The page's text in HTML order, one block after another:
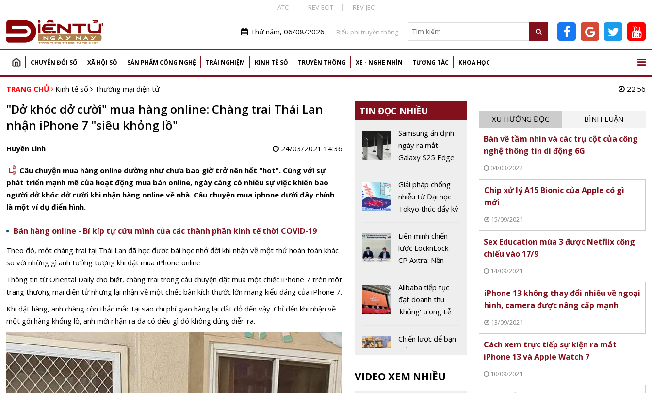
ATC REV-ECIT REV-JEC
Thứ năm, 06/08/2026 Biểu phí truyền thông
CHUYỂN ĐỔI SỐ XÃ HỘI SỐ SẢN PHẨM CÔNG NGHỆ TRẢI NGHIỆM KINH TẾ SỐ TRUYỀN THÔNG XE - NGHE NHÌN TƯƠNG TÁC KHOA HỌC
TRANG CHỦ Kinh tế số Thương mại điện tử 22:56
"Dở khóc dở cười" mua hàng online: Chàng trai Thái Lan
nhận iPhone 7 "siêu khỏng lồ"
Huyền Linh 24/03/2021 14:36
D Câu chuyện mua hàng online dường như chưa bao giờ trở nên hết "hot". Cùng với sự
phát triển mạnh mẽ của hoạt động mua bán online, ngày càng có nhiều sự việc khiến bao
người dở khóc dở cười khi nhận hàng online về nhà. Câu chuyện mua iphone dưới đây chính
là một ví dụ điển hình.
Bán hàng online - Bí kíp tự cứu mình của các thành phần kinh tế thời COVID-19
Theo đó, một chàng trai tại Thái Lan đã học được bài học nhớ đời khi nhận về một thứ hoàn toàn khác
so với những gì anh tưởng tượng khi đặt mua iPhone online
Thông tin từ Oriental Daily cho biết, chàng trai trong câu chuyện đặt mua một chiếc iPhone 7 trên một
trang thương mại điện tử nhưng lại nhận về một chiếc bàn kích thước lớn mang kiểu dáng của iPhone 7.
Khi đặt hàng, anh chàng còn thắc mắc tại sao chi phí giao hàng lại đắt đỏ đến vậy. Chỉ đến khi nhận về
một gói hàng khổng lồ, anh mới nhận ra đã có điều gì đó không đúng diễn ra.
TIN ĐỌC NHIỀU
Samsung ấn định
ngày ra mắt
Galaxy S25 Edge
Giải pháp chống
nhiễu từ Đại học
Tokyo thúc đẩy kỷ
Liên minh chiến
lược LocknLock -
CP Axtra: Nền
triển toàn cầu bền
vững
Alibaba tiếp tục
đạt doanh thu
'khủng' trong Lễ
Ngày Độc thân
11/11
Chiến lược để bạn
trở thành chuyên
online mà không
một lần vấp ngã
VIDEO XEM NHIỀU
XU HƯỚNG ĐỌC BÌNH LUẬN
Bàn về tầm nhìn và các trụ cột của công
nghệ thông tin di động 6G
04/03/2022
Chip xử lý A15 Bionic của Apple có gì
mới
15/09/2021
Sex Education mùa 3 được Netflix công
chiếu vào 17/9
14/09/2021
iPhone 13 không thay đổi nhiều về ngoại
hình, camera được nâng cấp mạnh
13/09/2021
Cách xem trực tiếp sự kiện ra mắt
iPhone 13 và Apple Watch 7
10/09/2021